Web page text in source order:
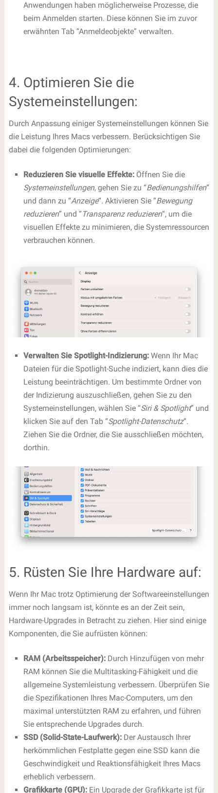
Anwendungen haben möglicherweise Prozesse, die
beim Anmelden starten. Diese können Sie im zuvor
erwähnten Tab “Anmeldeobjekte” verwalten.
4. Optimieren Sie die
Systemeinstellungen:
Durch Anpassung einiger Systemeinstellungen können Sie
die Leistung Ihres Macs verbessern. Berücksichtigen Sie
dabei die folgenden Optimierungen:
Reduzieren Sie visuelle Effekte:Öffnen Sie die
Systemeinstellungen, gehen Sie zu “Bedienungshilfen”
und dann zu “Anzeige“. Aktivieren Sie “Bewegung
reduzieren” und “Transparenz reduzieren“, um die
visuellen Effekte zu minimieren, die Systemressourcen
verbrauchen können.
Verwalten Sie Spotlight-Indizierung:Wenn Ihr Mac
Dateien für die Spotlight-Suche indiziert, kann dies die
Leistung beeinträchtigen. Um bestimmte Ordner von
der Indizierung auszuschließen, gehen Sie zu den
Systemeinstellungen, wählen Sie “Siri & Spotlight” und
klicken Sie auf den Tab “Spotlight-Datenschutz“.
Ziehen Sie die Ordner, die Sie ausschließen möchten,
dorthin.
5. Rüsten Sie Ihre Hardware auf:
Wenn Ihr Mac trotz Optimierung der Softwareeinstellungen
immer noch langsam ist, könnte es an der Zeit sein,
Hardware-Upgrades in Betracht zu ziehen. Hier sind einige
Komponenten, die Sie aufrüsten können:
RAM (Arbeitsspeicher):Durch Hinzufügen von mehr
RAM können Sie die Multitasking-Fähigkeit und die
allgemeine Systemleistung verbessern. Überprüfen Sie
die Spezifikationen Ihres Mac-Computers, um den
maximal unterstützten RAM zu erfahren, und führen
Sie entsprechende Upgrades durch.
SSD (Solid-State-Laufwerk):Der Austausch Ihrer
herkömmlichen Festplatte gegen eine SSD kann die
Geschwindigkeit und Reaktionsfähigkeit Ihres Macs
erheblich verbessern.
Grafikkarte (GPU):Ein Upgrade der Grafikkarte ist für